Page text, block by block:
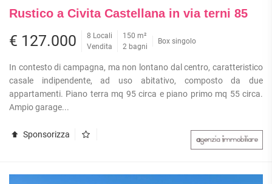
Rustico a Civita Castellana in via terni 85
€ 127.000
8 Locali
Vendita
150 m²
2 bagni
Box singolo
In contesto di campagna, ma non lontano dal centro, caratteristico
casale indipendente, ad uso abitativo, composto da due
appartamenti. Piano terra mq 95 circa e piano primo mq 55 circa.
Ampio garage...
Sponsorizza